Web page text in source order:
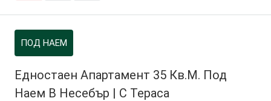
ПОД НАЕМ
Едностаен Апартамент 35 Кв.м. Под
Наем В Несебър | С Тераса